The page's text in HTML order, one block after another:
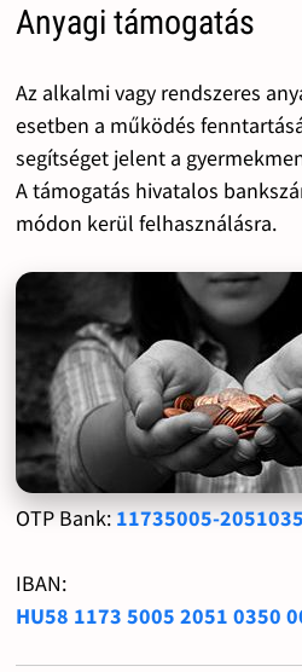
Anyagi támogatás
Az alkalmi vagy rendszeres
esetben a működés
segítséget jelent a
A támogatás hivatalos
módon kerül felhasználásra.
OTP Bank: 11735005-
IBAN:
HU58 1173 5005 2051 0350